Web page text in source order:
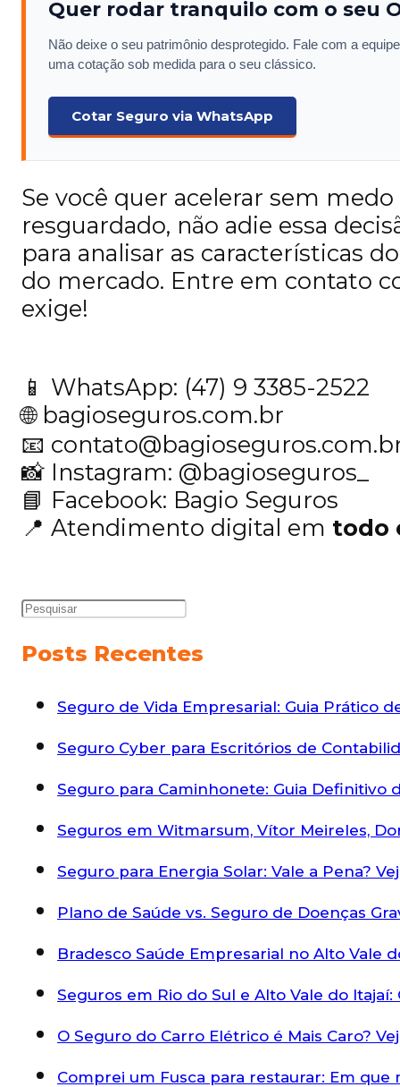
Quer rodar tranquilo com o seu
Não deixe o seu patrimônio desprotegido. Fale com a
uma cotação sob medida para o seu clássico.
Cotar Seguro via WhatsApp
Se você quer acelerar sem
resguardado, não adie essa
para analisar as características
do mercado. Entre em contato
exige!
📱 WhatsApp: (47) 9 3385-2522
🌐 bagioseguros.com.br
📧
📸 Instagram: @bagioseguros_
📘 Facebook: Bagio Seguros
📍 Atendimento digital em todo
Posts Recentes
Seguro de Vida Empresarial: Guia Prático
Seguro Cyber para Escritórios de
Seguro para Caminhonete: Guia Definitivo
Seguros em Witmarsum, Vítor Meireles,
Seguro para Energia Solar: Vale a Pena?
Plano de Saúde vs. Seguro de Doenças
Bradesco Saúde Empresarial no Alto Vale
Seguros em Rio do Sul e Alto Vale do
O Seguro do Carro Elétrico é Mais Caro?
Comprei um Fusca para restaurar: Em